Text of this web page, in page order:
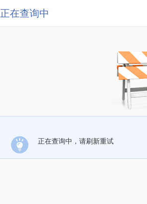
正在查询中
正在查询中，请刷新重试